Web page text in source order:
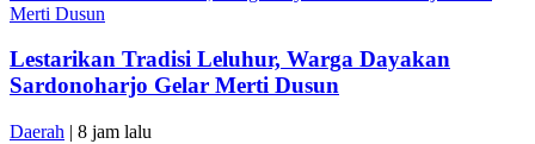
Merti Dusun
Lestarikan Tradisi Leluhur, Warga Dayakan
Sardonoharjo Gelar Merti Dusun
Daerah | 8 jam lalu